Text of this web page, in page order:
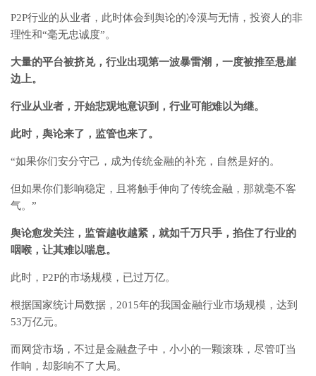
P2P行业的从业者，此时体会到舆论的冷漠与无情，投资人的非
理性和“毫无忠诚度”。
大量的平台被挤兑，行业出现第一波暴雷潮，一度被推至悬崖
边上。
行业从业者，开始悲观地意识到，行业可能难以为继。
此时，舆论来了，监管也来了。
“如果你们安分守己，成为传统金融的补充，自然是好的。
但如果你们影响稳定，且将触手伸向了传统金融，那就毫不客
气。”
舆论愈发关注，监管越收越紧，就如千万只手，掐住了行业的
咽喉，让其难以喘息。
此时，P2P的市场规模，已过万亿。
根据国家统计局数据，2015年的我国金融行业市场规模，达到
53万亿元。
而网贷市场，不过是金融盘子中，小小的一颗滚珠，尽管叮当
作响，却影响不了大局。